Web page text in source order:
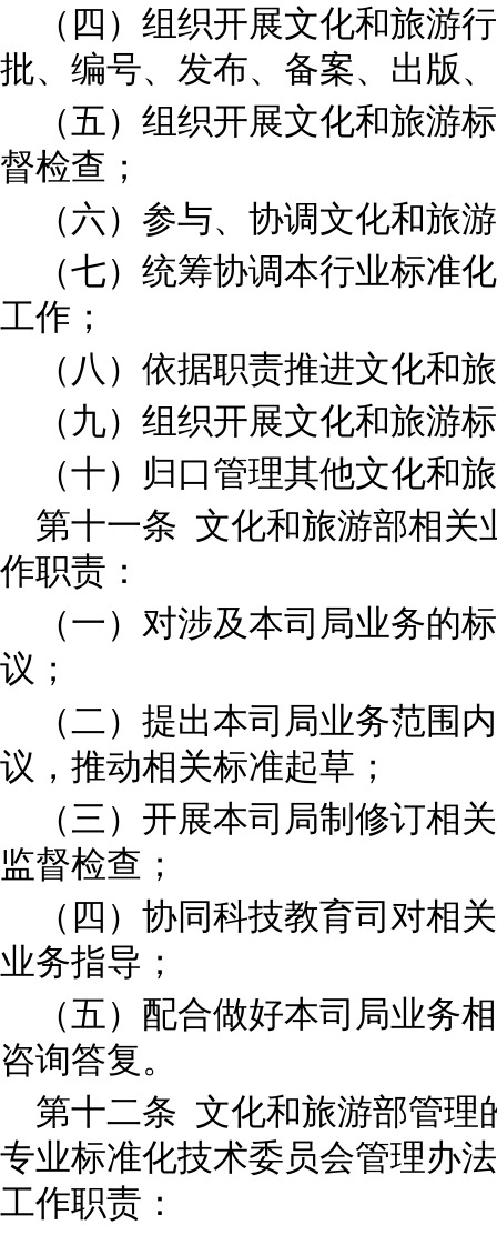
（四）组织开展文化和旅游
批、编号、发布、备案、出版
（五）组织开展文化和旅游
督检查；
（六）参与、协调文化和旅
（七）统筹协调本行业标准
工作；
（八）依据职责推进文化和
（九）组织开展文化和旅游
（十）归口管理其他文化和
第十一条 文化和旅游部相关
作职责：
（一）对涉及本司局业务的
议；
（二）提出本司局业务范围
议，推动相关标准起草；
（三）开展本司局制修订相
监督检查；
（四）协同科技教育司对相
业务指导；
（五）配合做好本司局业务
咨询答复。
第十二条 文化和旅游部管理
专业标准化技术委员会管理办
工作职责：